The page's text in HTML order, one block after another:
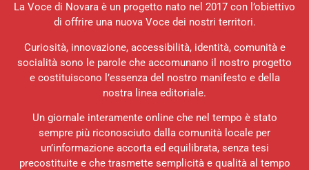
La Voce di Novara è un progetto nato nel 2017 con l’obiettivo
di offrire una nuova Voce dei nostri territori.
Curiosità, innovazione, accessibilità, identità, comunità e
socialità sono le parole che accomunano il nostro progetto
e costituiscono l’essenza del nostro manifesto e della
nostra linea editoriale.
Un giornale interamente online che nel tempo è stato
sempre più riconosciuto dalla comunità locale per
un’informazione accorta ed equilibrata, senza tesi
precostituite e che trasmette semplicità e qualità al tempo